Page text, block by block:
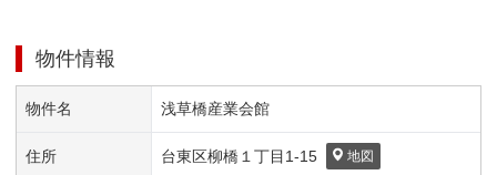
物件情報
物件名 浅草橋産業会館
住所 台東区柳橋１丁目 1-15 地図